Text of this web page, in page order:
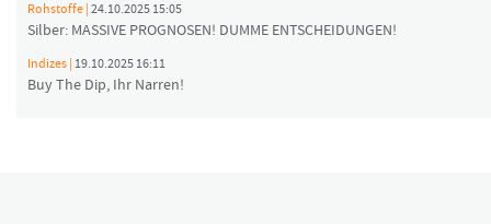
Rohstoffe | 24.10.2025 15:05
Silber: MASSIVE PROGNOSEN! DUMME ENTSCHEIDUNGEN!
Indizes | 19.10.2025 16:11
Buy The Dip, Ihr Narren!